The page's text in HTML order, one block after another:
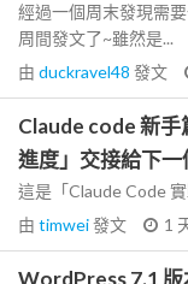
經過一個周末發現需
周間發文了~雖然是...
由 duckravel48 發文
Claude code 新
進度」交接給下一
這是「Claude Code
由 timwei發文 1
WordPress 7.1 版